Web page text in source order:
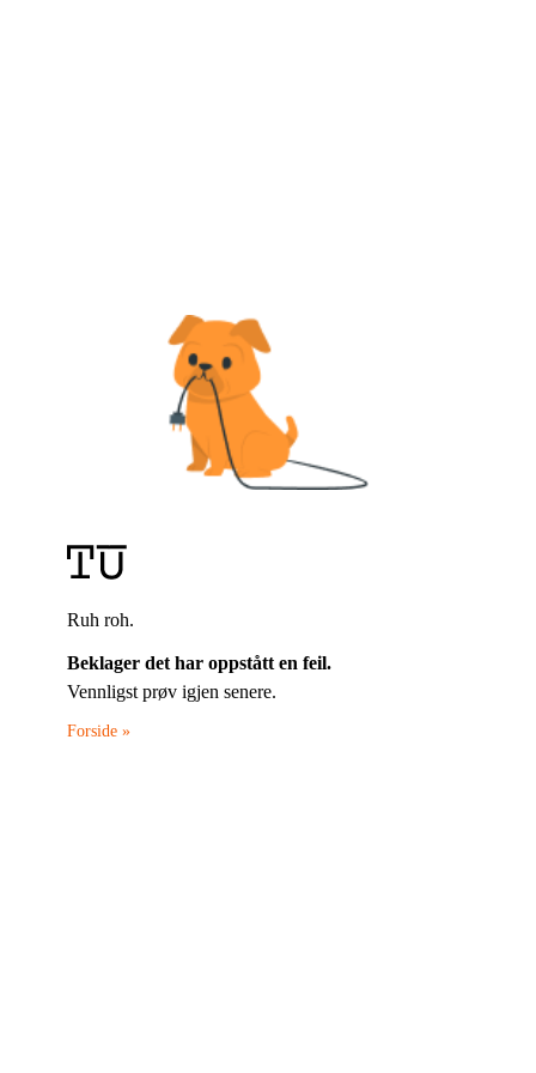
Ruh roh.
Beklager det har oppstått en feil.
Vennligst prøv igjen senere.
Forside »